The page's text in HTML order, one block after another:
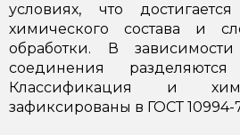
условиях, что
химического состава и
обработки. В
соединения
Классификация и
зафиксированы в ГОСТ 10994-